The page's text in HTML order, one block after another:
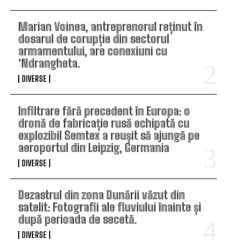
Marian Voinea, antreprenorul reținut în
dosarul de corupție din sectorul
armamentului, are conexiuni cu
‘Ndrangheta.
DIVERSE
Infiltrare fără precedent în Europa: o
dronă de fabricație rusă echipată cu
explozibil Semtex a reușit să ajungă pe
aeroportul din Leipzig, Germania
DIVERSE
Dezastrul din zona Dunării văzut din
satelit: Fotografii ale fluviului înainte și
după perioada de secetă.
DIVERSE